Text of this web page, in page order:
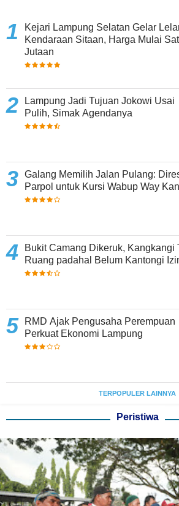
Kejari Lampung Selatan Gelar
Kendaraan Sitaan, Harga Mulai
Jutaan
Lampung Jadi Tujuan Jokowi Usai
Pulih, Simak Agendanya
Galang Memilih Jalan Pulang:
Parpol untuk Kursi Wabup Way
Bukit Camang Dikeruk, Kangkangi
Ruang padahal Belum Kantongi
RMD Ajak Pengusaha Perempuan
Perkuat Ekonomi Lampung
TERPOPULER LAINNYA
Peristiwa